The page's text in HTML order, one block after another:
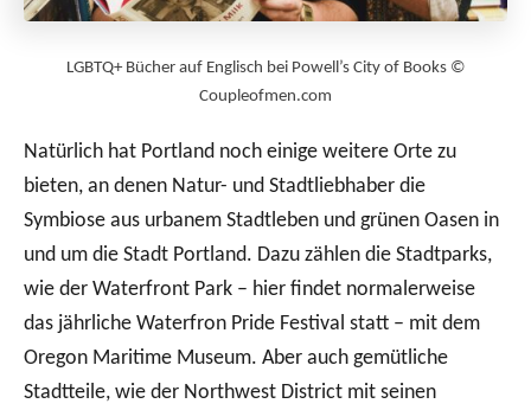
LGBTQ+ Bücher auf Englisch bei Powell’s City of Books ©
Coupleofmen.com
Natürlich hat Portland noch einige weitere Orte zu
bieten, an denen Natur- und Stadtliebhaber die
Symbiose aus urbanem Stadtleben und grünen Oasen in
und um die Stadt Portland. Dazu zählen die Stadtparks,
wie der Waterfront Park – hier findet normalerweise
das jährliche Waterfron Pride Festival statt – mit dem
Oregon Maritime Museum. Aber auch gemütliche
Stadtteile, wie der Northwest District mit seinen